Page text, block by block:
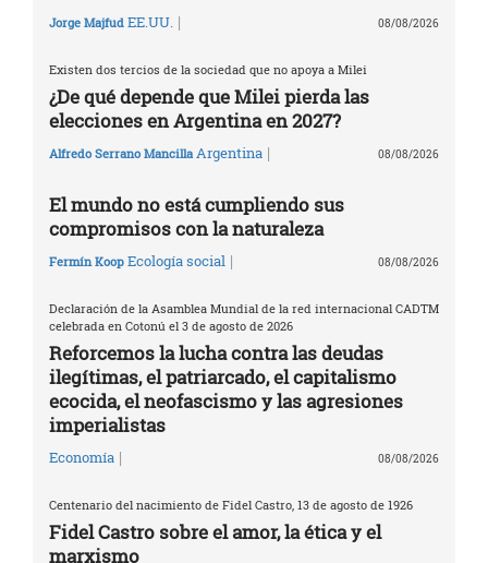
Jorge Majfud EE.UU. | 08/08/2026
Existen dos tercios de la sociedad que no apoya a Milei
¿De qué depende que Milei pierda las
elecciones en Argentina en 2027?
Alfredo Serrano Mancilla Argentina | 08/08/2026
El mundo no está cumpliendo sus
compromisos con la naturaleza
Fermín Koop Ecología social | 08/08/2026
Declaración de la Asamblea Mundial de la red internacional CADTM
celebrada en Cotonú el 3 de agosto de 2026
Reforcemos la lucha contra las deudas
ilegítimas, el patriarcado, el capitalismo
ecocida, el neofascismo y las agresiones
imperialistas
Economía | 08/08/2026
Centenario del nacimiento de Fidel Castro, 13 de agosto de 1926
Fidel Castro sobre el amor, la ética y el
marxismo